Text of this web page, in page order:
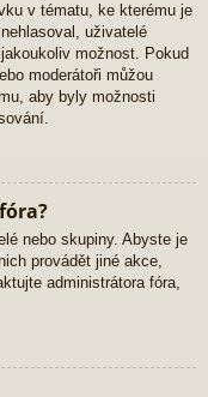
v tématu, ke kterému je
uživatelé
možnost. Pokud
moderátoři můžou
aby byly možnosti
nebo skupiny. Abyste je
provádět jiné akce,
administrátora fóra,